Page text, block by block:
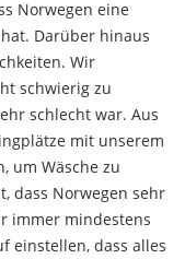
Norwegen eine
Darüber hinaus
Wir
schwierig zu
schlecht war. Aus
mit unserem
um Wäsche zu
dass Norwegen sehr
immer mindestens
einstellen, dass alles